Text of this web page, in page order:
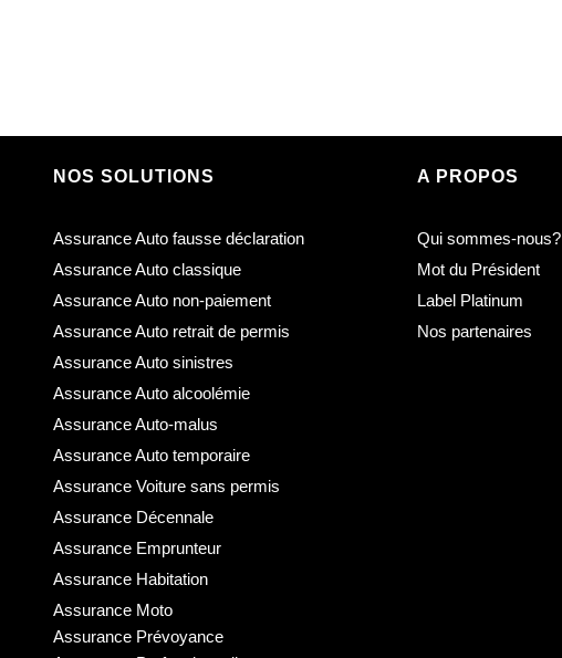
NOS SOLUTIONS
Assurance Auto fausse déclaration
Assurance Auto classique
Assurance Auto non-paiement
Assurance Auto retrait de permis
Assurance Auto sinistres
Assurance Auto alcoolémie
Assurance Auto-malus
Assurance Auto temporaire
Assurance Voiture sans permis
Assurance Décennale
Assurance Emprunteur
Assurance Habitation
Assurance Moto
Assurance Prévoyance
A PROPOS
Qui sommes-nous?
Mot du Président
Label Platinum
Nos partenaires